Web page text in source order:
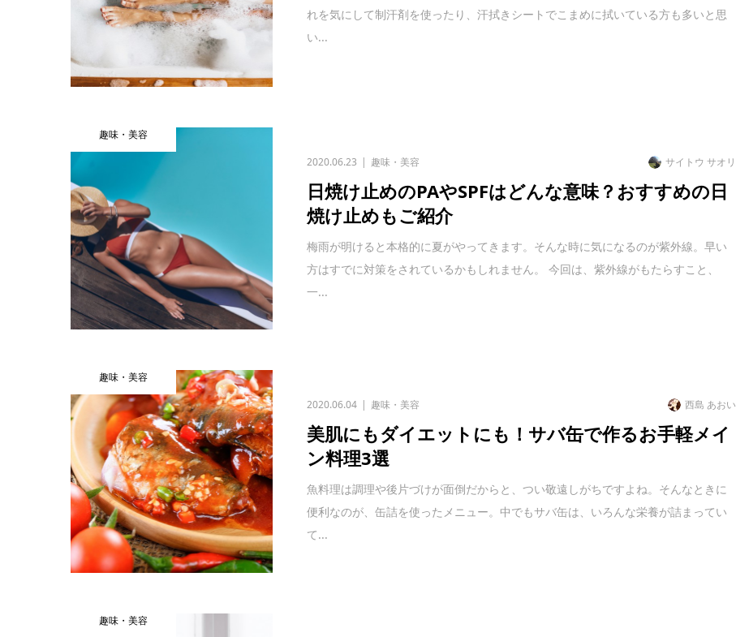
れを気にして制汗剤を使ったり、汗拭きシートでこまめに拭いている方も多いと思
い...
趣味・美容
2020.06.23 趣味・美容 サイトウ サオリ
日焼け止めのPAやSPFはどんな意味？おすすめの日
焼け止めもご紹介
梅雨が明けると本格的に夏がやってきます。そんな時に気になるのが紫外線。早い
方はすでに対策をされているかもしれません。 今回は、紫外線がもたらすこと、
一...
趣味・美容
2020.06.04 趣味・美容 西島 あおい
美肌にもダイエットにも！サバ缶で作るお手軽メイ
ン料理3選
魚料理は調理や後片づけが面倒だからと、つい敬遠しがちですよね。そんなときに
便利なのが、缶詰を使ったメニュー。中でもサバ缶は、いろんな栄養が詰まってい
て...
趣味・美容